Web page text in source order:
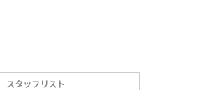
スタッフリスト